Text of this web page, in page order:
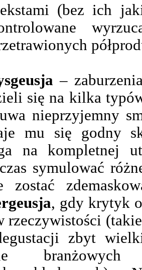
(bez ich
–
się na kilka
nieprzyjemny
mu się godny
na kompletnej
symulować
zostać
, gdy krytyk
rzeczywistości
zbyt